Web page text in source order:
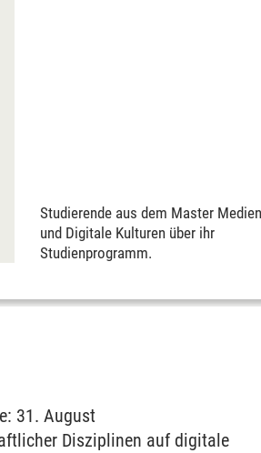
Studierende aus dem Master Medien
und Digitale Kulturen über ihr
Studienprogramm.
31. August
Disziplinen auf digitale